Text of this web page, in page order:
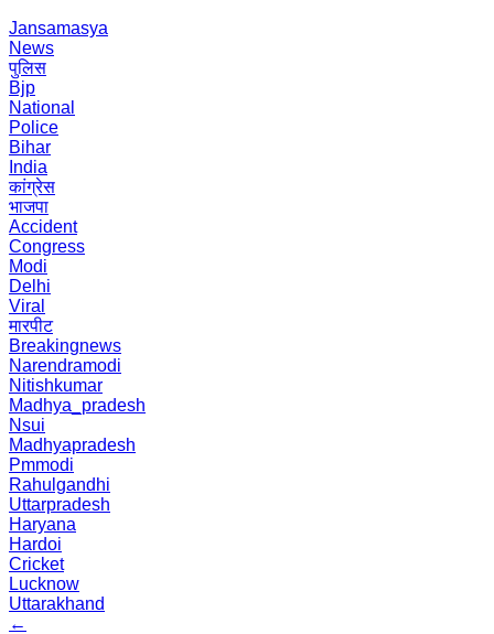
Jansamasya
News
पुलिस
Bjp
National
Police
Bihar
India
कांग्रेस
भाजपा
Accident
Congress
Modi
Delhi
Viral
मारपीट
Breakingnews
Narendramodi
Nitishkumar
Madhya_pradesh
Nsui
Madhyapradesh
Pmmodi
Rahulgandhi
Uttarpradesh
Haryana
Hardoi
Cricket
Lucknow
Uttarakhand
←